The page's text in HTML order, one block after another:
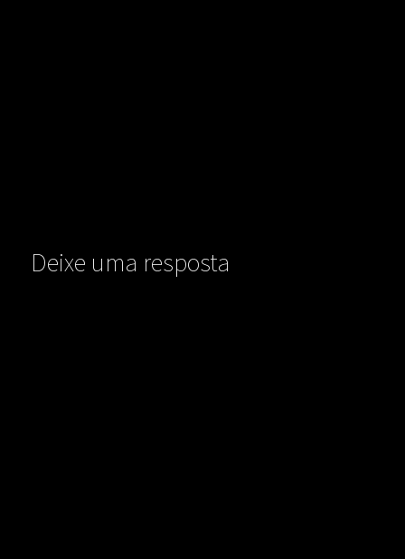
Deixe uma resposta